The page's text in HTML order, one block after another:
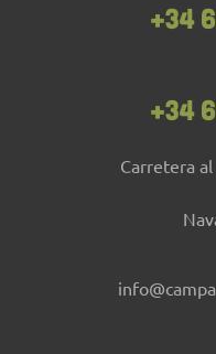
+34
+34
Carretera